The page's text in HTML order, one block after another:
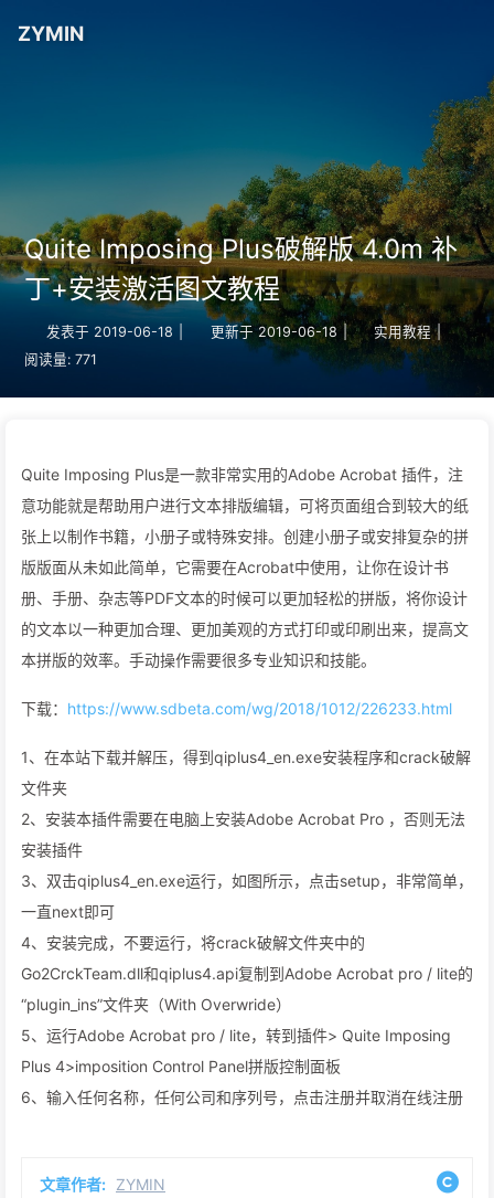
ZYMIN
Quite Imposing Plus破解版 4.0m 补
丁+安装激活图文教程
发表于 2019-06-18 更新于 2019-06-18 | 实用教程 |
阅读量: 771
Quite Imposing Plus是一款非常实用的Adobe Acrobat 插件，注
意功能就是帮助用户进行文本排版编辑，可将页面组合到较大的纸
张上以制作书籍，小册子或特殊安排。创建小册子或安排复杂的拼
版版面从未如此简单，它需要在Acrobat中使用，让你在设计书
册、手册、杂志等PDF文本的时候可以更加轻松的拼版，将你设计
的文本以一种更加合理、更加美观的方式打印或印刷出来，提高文
本拼版的效率。手动操作需要很多专业知识和技能。
下载： https://www.sdbeta.com/wg/2018/1012/226233.html
1、在本站下载并解压，得到qiplus4_en.exe安装程序和crack破解
文件夹
2、安装本插件需要在电脑上安装Adobe Acrobat Pro ，否则无法
安装插件
3、双击qiplus4_en.exe运行，如图所示，点击setup，非常简单，
一直next即可
4、安装完成，不要运行，将crack破解文件夹中的
Go2CrckTeam.dll和qiplus4.api复制到Adobe Acrobat pro / lite的
“plugin_ins”文件夹（With Overwride）
5、运行Adobe Acrobat pro / lite，转到插件> Quite Imposing
Plus 4>imposition Control Panel拼版控制面板
6、输入任何名称，任何公司和序列号，点击注册并取消在线注册
文章作者: ZYMIN